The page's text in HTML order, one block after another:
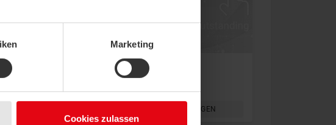
Marketing
Cookies zulassen
Raumbediengerät
PRODUKT ANZEIGEN